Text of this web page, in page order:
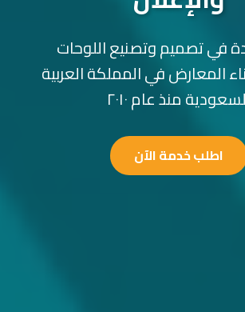
في تصميم وتصنيع اللوحات
المعارض في المملكة العربية
منذ عام ٢٠١٠
اطلب خدمة الآن